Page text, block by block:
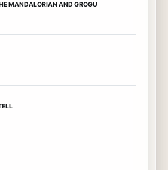
MANDALORIAN AND GROGU